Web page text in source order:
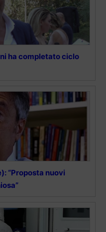
ha completato ciclo
“Proposta nuovi